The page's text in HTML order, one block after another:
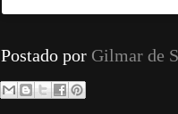
Postado por Gilmar de